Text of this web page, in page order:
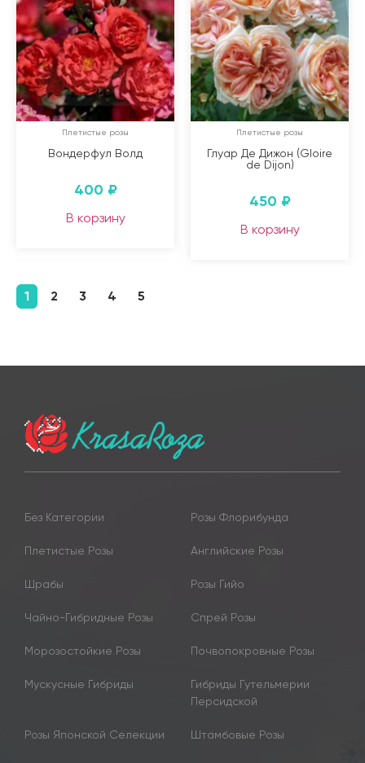
Плетистые розы
Вондерфул Волд
400 ₽
В корзину
Плетистые розы
Глуар Де Дижон (Gloire
de Dijon)
450 ₽
В корзину
1 2 3 4 5
Без Категории Розы Флорибунда
Плетистые Розы Английские Розы
Шрабы Розы Гийо
Чайно-Гибридные Розы Спрей Розы
Морозостойкие Розы Почвопокровные Розы
Мускусные Гибриды
Гибриды Гутельмерии
Персидской
Розы Японской Селекции Штамбовые Розы